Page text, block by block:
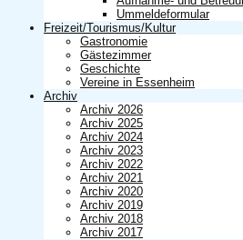
Ummeldeformular
Freizeit/Tourismus/Kultur
Gastronomie
Gästezimmer
Geschichte
Vereine in Essenheim
Archiv
Archiv 2026
Archiv 2025
Archiv 2024
Archiv 2023
Archiv 2022
Archiv 2021
Archiv 2020
Archiv 2019
Archiv 2018
Archiv 2017